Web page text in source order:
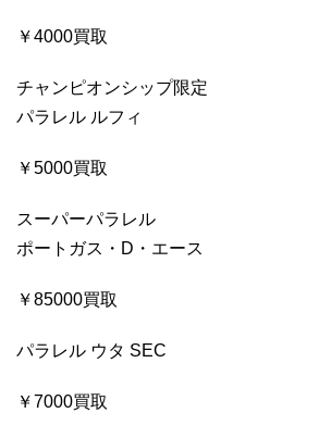
￥4000買取
チャンピオンシップ限定
パラレル ルフィ
￥5000買取
スーパーパラレル
ポートガス・D・エース
￥85000買取
パラレル ウタ SEC
￥7000買取